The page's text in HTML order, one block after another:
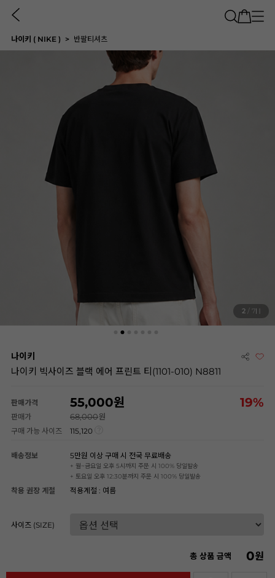
나이키 ( NIKE ) 반팔티셔츠
2 / 7
나이키
나이키 빅사이즈 블랙 에어 프린트 티(1101-010) N8811
판매가격 55,000 19%
판매가 68,000
구매 가능 사이즈 115,120
배송정보 5만원 이상 구매 시 전국 무료배송
+ 월~금요일 오후 5시까지 주문 시 100% 당일발송
+ 토요일 오후 12:30분까지 주문 시 100% 당일발송
착용 권장 계절 적용계절 : 여름
사이즈 (SIZE)
총 상품 금액 0원